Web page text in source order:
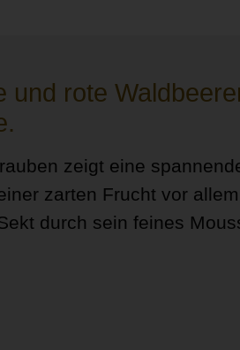
rote
zeigt eine
zarten Frucht vor
durch sein feines